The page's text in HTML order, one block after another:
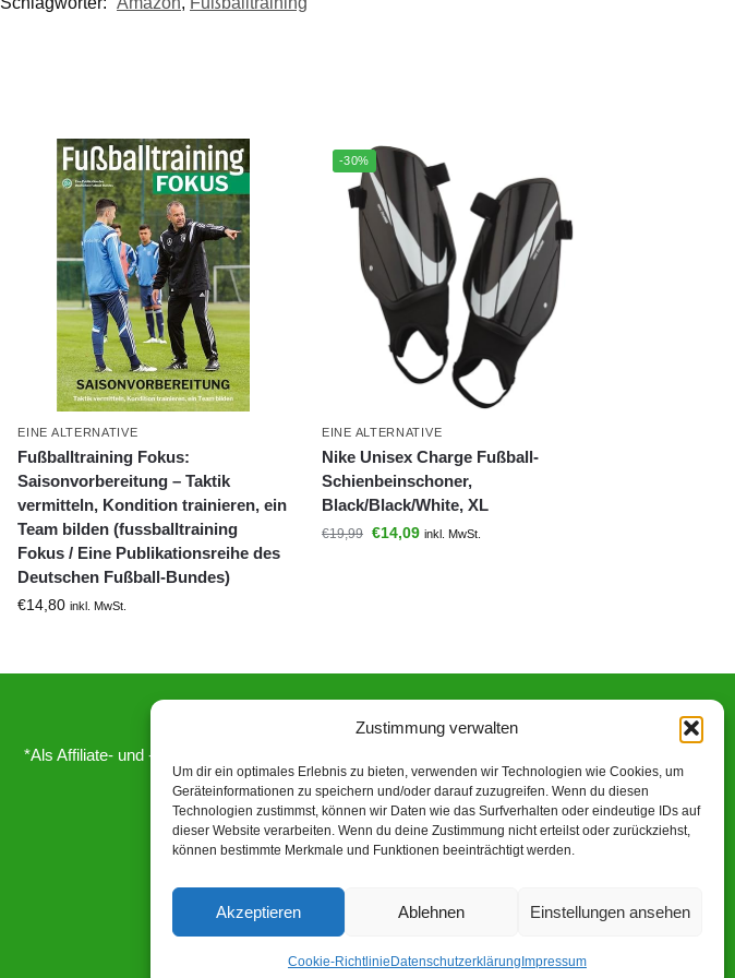
Zustimmung verwalten
Um dir ein optimales Erlebnis zu bieten, verwenden wir Technologien wie Cookies, um
Geräteinformationen zu speichern und/oder darauf zuzugreifen. Wenn du diesen
Technologien zustimmst, können wir Daten wie das Surfverhalten oder eindeutige IDs auf
dieser Website verarbeiten. Wenn du deine Zustimmung nicht erteilst oder zurückziehst,
können bestimmte Merkmale und Funktionen beeinträchtigt werden.
Akzeptieren Ablehnen Einstellungen ansehen
Cookie-Richtlinie Datenschutzerklärung Impressum
EINE ALTERNATIVE
Fußballtraining Fokus:
Saisonvorbereitung – Taktik
vermitteln, Kondition trainieren, ein
Team bilden (fussballtraining
Fokus / Eine Publikationsreihe des
Deutschen Fußball-Bundes)
€14,80 inkl. MwSt.
-30%
EINE ALTERNATIVE
Nike Unisex Charge Fußball-
Schienbeinschoner,
Black/Black/White, XL
€19,99 €14,09 inkl. MwSt.
*Als Affiliate- und -Ebay/Amazon-Partner verdiene ich an qualifizierten Käufen.
2023 – Alle Rechte vorbehalten